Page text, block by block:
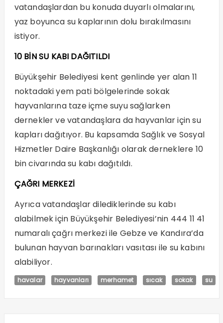
vatandaşlardan bu konuda duyarlı olmalarını,
yaz boyunca su kaplarının dolu bırakılmasını
istiyor.
10 BİN SU KABI DAĞITILDI
Büyükşehir Belediyesi kent genlinde yer alan 11
noktadaki yem pati bölgelerinde sokak
hayvanlarına taze içme suyu sağlarken
dernekler ve vatandaşlara da hayvanlar için su
kapları dağıtıyor. Bu kapsamda Sağlık ve Sosyal
Hizmetler Daire Başkanlığı olarak derneklere 10
bin civarında su kabı dağıtıldı.
ÇAĞRI MERKEZİ
Ayrıca vatandaşlar dilediklerinde su kabı
alabilmek için Büyükşehir Belediyesi’nin 444 11 41
numaralı çağrı merkezi ile Gebze ve Kandıra’da
bulunan hayvan barınakları vasıtası ile su kabını
alabiliyor.
havalar hayvanları merhamet sıcak sokak su